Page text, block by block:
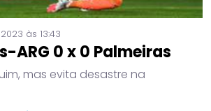
às 13:43
ARG 0 x 0 Palmeiras
mas evita desastre na